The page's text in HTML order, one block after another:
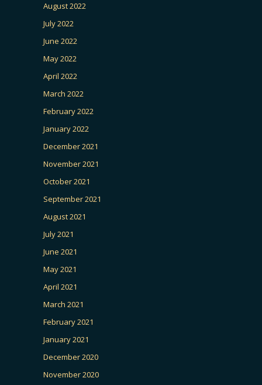
August 2022
July 2022
June 2022
May 2022
April 2022
March 2022
February 2022
January 2022
December 2021
November 2021
October 2021
September 2021
August 2021
July 2021
June 2021
May 2021
April 2021
March 2021
February 2021
January 2021
December 2020
November 2020